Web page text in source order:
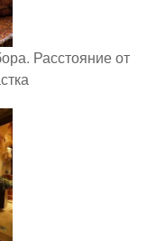
Расстояние от